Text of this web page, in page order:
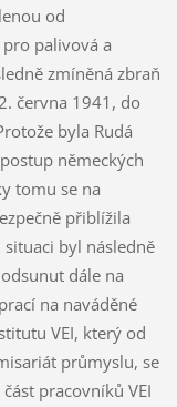
od
palivová a
zmíněná zbraň
června 1941, do
byla Rudá
německých
tomu se na
přiblížila
byl následně
dále na
na naváděné
VEI, který od
průmyslu, se
pracovníků VEI